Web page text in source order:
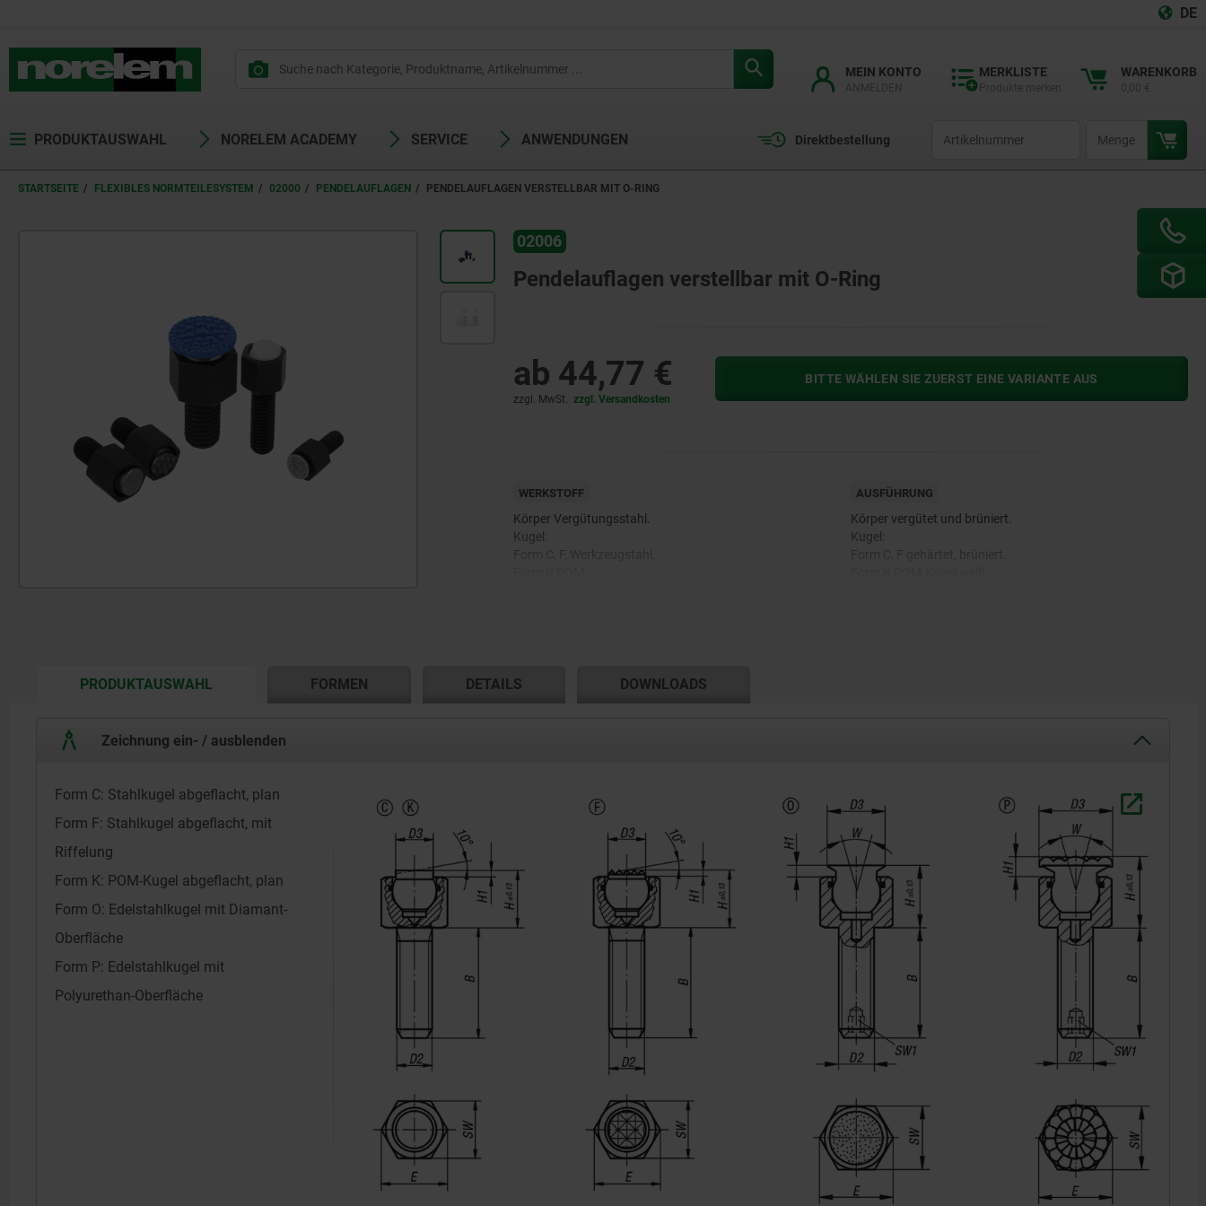
DE
MEIN KONTO MERKLISTE WARENKORB
PRODUKTAUSWAHL NORELEM ACADEMY SERVICE ANWENDUNGEN Direktbestellung
STARTSEITE FLEXIBLES NORMTEILESYSTEM 02000 PENDELAUFLAGEN PENDELAUFLAGEN VERSTELLBAR MIT O-RING
02006
Pendelauflagen verstellbar mit O-Ring
ab 44,77 €
zzgl. MwSt. zzgl. Versandkosten
BITTE WÄHLEN SIE ZUERST EINE VARIANTE AUS
WERKSTOFF
Körper Vergütungsstahl.
Kugel:
AUSFÜHRUNG
Körper vergütet und brüniert.
Kugel:
PRODUKTAUSWAHL FORMEN DETAILS DOWNLOADS
Zeichnung ein- / ausblenden
Form C: Stahlkugel abgeflacht, plan
Form F: Stahlkugel abgeflacht, mit
Riffelung
Form K: POM-Kugel abgeflacht, plan
Form O: Edelstahlkugel mit Diamant-
Oberfläche
Form P: Edelstahlkugel mit
Polyurethan-Oberfläche